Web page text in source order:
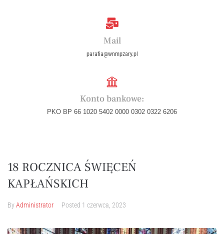
Mail
parafia@wnmpzary.pl
Konto bankowe:
PKO BP 66 1020 5402 0000 0302 0322 6206
18 ROCZNICA ŚWIĘCEŃ
KAPŁAŃSKICH
ByAdministrator Posted 1 czerwca, 2023